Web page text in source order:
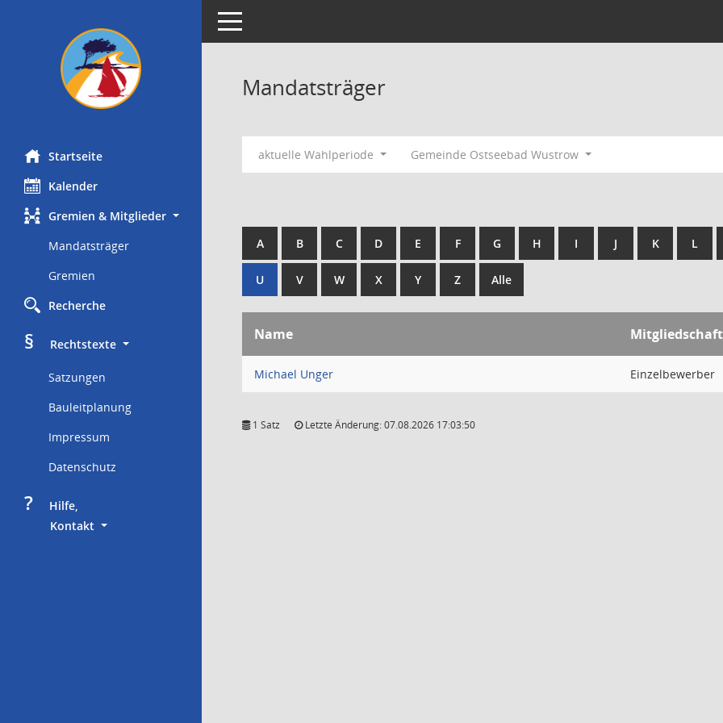
Startseite
Kalender
Gremien & Mitglieder
Mandatsträger
Gremien
Recherche
§
     Rechtstexte
Satzungen
Bauleitplanung
Impressum
Datenschutz
?
     Hilfe,
Kontakt
Toggle navigation
Mandatsträger
aktuelle Wahlperiode Gemeinde Ostseebad Wustrow
A B C D E F G H I J K L
U V W X Y Z Alle
Name Mitgliedschaft
Michael Unger Einzelbewerber
1 Satz Letzte Änderung: 07.08.2026 17:03:50